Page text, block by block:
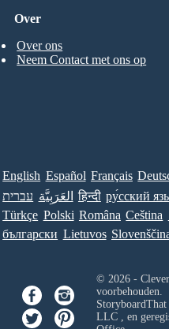
Over
Over ons
Neem Contact met ons op
English Español Français
עברית العَرَبِيَّة हिन्दी ру́сский
Türkçe Polski Româna Ceština
български Lietuvos
© 2026 -
voorbehouden.
StoryboardThat
LLC, en